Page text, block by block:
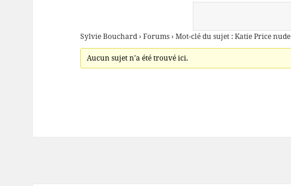
Sylvie Bouchard ›Forums ›Mot-clé du sujet : Katie Price nude
Aucun sujet n’a été trouvé ici.